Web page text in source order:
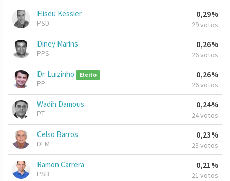
Eliseu Kessler
PSD
0,29%
29 votos
Diney Marins
PPS
0,26%
26 votos
Dr. Luizinho Eleito
PP
0,26%
26 votos
Wadih Damous
PT
0,24%
24 votos
Celso Barros
DEM
0,23%
23 votos
Ramon Carrera
PSB
0,21%
21 votos